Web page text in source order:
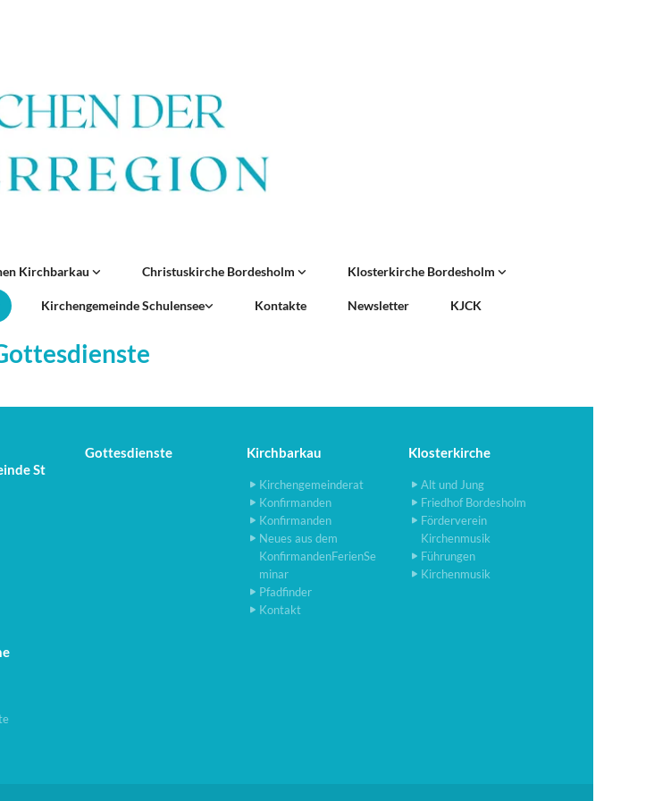
Kirchbarkau Christuskirche Bordesholm Klosterkirche Bordesholm
Kirchengemeinde Schulensee Kontakte Newsletter KJCK
St
Gottesdienste Kirchbarkau
Kirchengemeinderat
Konfirmanden
Konfirmanden
Neues aus dem
KonfirmandenFerienSe
minar
Pfadfinder
Kontakt
Klosterkirche
Alt und Jung
Friedhof Bordesholm
Förderverein
Kirchenmusik
Führungen
Kirchenmusik